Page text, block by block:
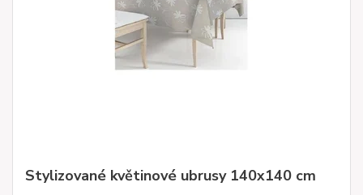
Stylizované květinové ubrusy 140x140 cm